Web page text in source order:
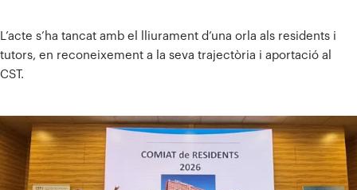
L’acte s’ha tancat amb el lliurament d’una orla als residents i
tutors, en reconeixement a la seva trajectòria i aportació al
CST.